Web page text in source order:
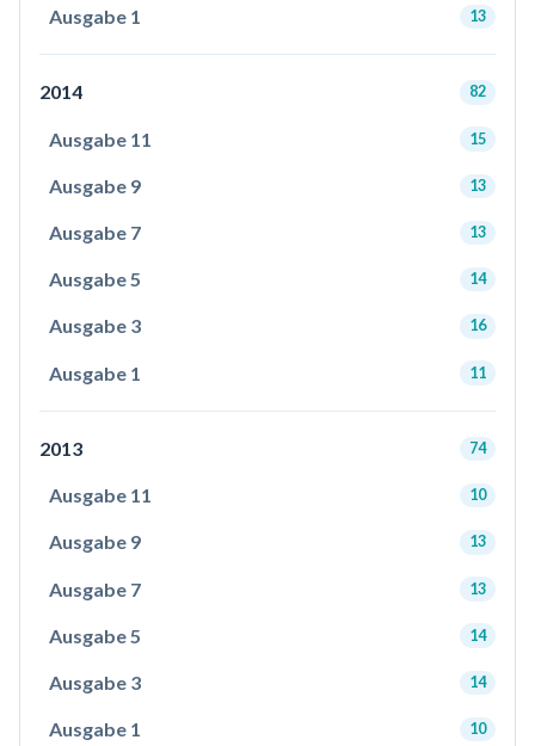
Ausgabe 1 13
2014 82
Ausgabe 11 15
Ausgabe 9 13
Ausgabe 7 13
Ausgabe 5 14
Ausgabe 3 16
Ausgabe 1 11
2013 74
Ausgabe 11 10
Ausgabe 9 13
Ausgabe 7 13
Ausgabe 5 14
Ausgabe 3 14
Ausgabe 1 10